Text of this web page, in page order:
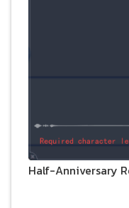
Half-Anniversary